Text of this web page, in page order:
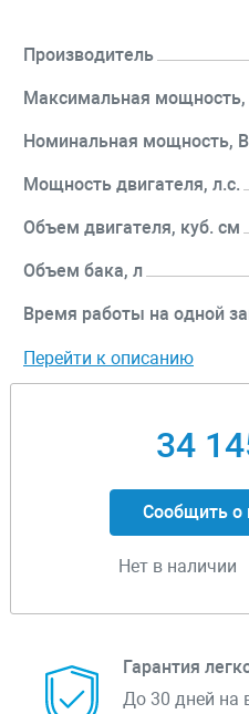
Производитель
Максимальная мощность,
Номинальная мощность,
Мощность двигателя, л.с.
Объем двигателя, куб. см
Объем бака, л
Время работы на одной
Перейти к описанию
34
Сообщить о
Нет в наличии
Гарантия
До 30 дней на